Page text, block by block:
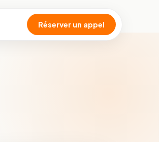
Réserver un appel